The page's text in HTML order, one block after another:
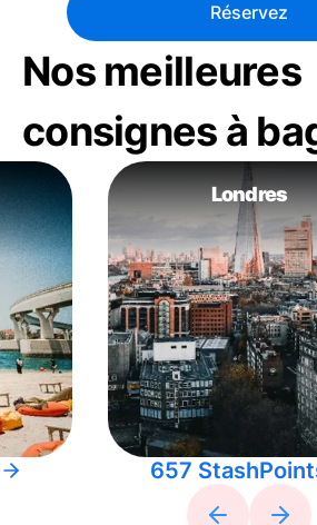
Réservez
Nos meilleures
consignes à
Londres
657